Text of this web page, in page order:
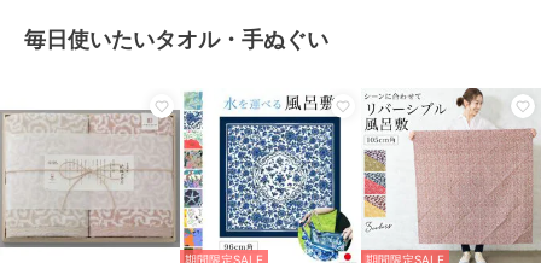
毎日使いたいタオル・手ぬぐい
期間限定SALE 期間限定SALE